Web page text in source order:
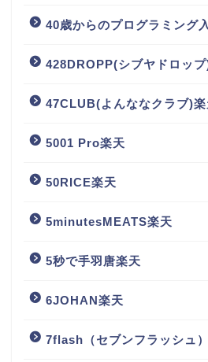
40歳からのプログラミング
428DROPP(シブヤドロッ
47CLUB(よんななクラブ)楽
5001 Pro楽天
50RICE楽天
5minutesMEATS楽天
5秒で手羽唐楽天
6JOHAN楽天
7flash（セブンフラッシュ